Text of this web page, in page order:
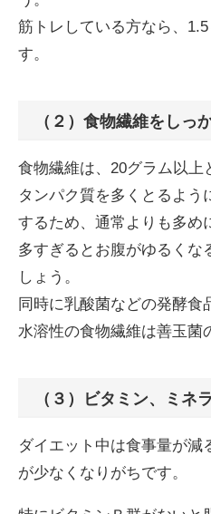
筋トレしている方なら、
す。
（２）食物繊維をしっ
食物繊維は、20グラム以上
タンパク質を多くとるよう
するため、通常よりも多め
多すぎるとお腹がゆるくな
しょう。
同時に乳酸菌などの発酵食
水溶性の食物繊維は善玉菌
（３）ビタミン、ミネ
ダイエット中は食事量が減
が少なくなりがちです。